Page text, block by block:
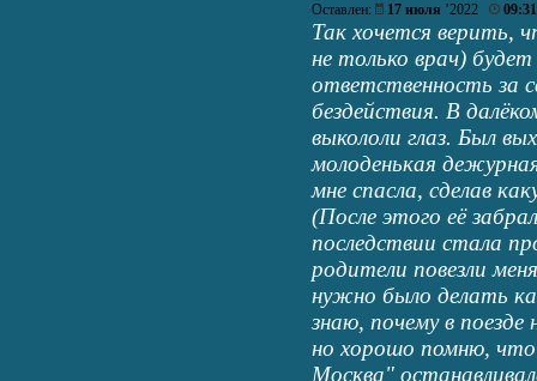
Оставлен: 17 июля ’2022 09:31
Так хочется верить,
не только врач)
ответственность за
бездействия. В
выкололи глаз. Был
молоденькая
мне спасла, сделав
(После этого её
последствии стала
родители повезли
нужно было делать
знаю, почему в
но хорошо помню,
Москва"